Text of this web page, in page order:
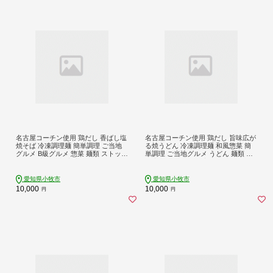
名古屋コーチン使用 鶏だし 香ばし塩
焼そば 冷凍調理麺 簡単調理 ご当地
グルメ B級グルメ 惣菜 麺類 ストック
愛知県小牧市
10,000 円
名古屋コーチン使用 鶏だし 旨味広が
る焼うどん 冷凍調理麺 和風惣菜 簡
単調理 ご当地グルメ うどん 麺類 食
2］愛知県小牧市
10,000 円